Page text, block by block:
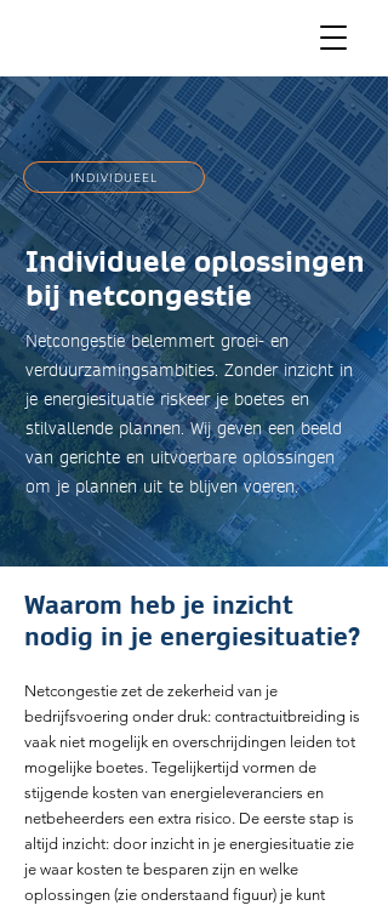
INDIVIDUEEL
Individuele oplossingen
bij netcongestie
Netcongestie belemmert groei- en
verduurzamingsambities. Zonder inzicht in
je energiesituatie riskeer je boetes en
stilvallende plannen. Wij geven een beeld
van gerichte en uitvoerbare oplossingen
om je plannen uit te blijven voeren.
Waarom heb je inzicht
nodig in je energiesituatie?
Netcongestie zet de zekerheid van je
bedrijfsvoering onder druk: contractuitbreiding is
vaak niet mogelijk en overschrijdingen leiden tot
mogelijke boetes. Tegelijkertijd vormen de
stijgende kosten van energieleveranciers en
netbeheerders een extra risico. De eerste stap is
altijd inzicht: door inzicht in je energiesituatie zie
je waar kosten te besparen zijn en welke
oplossingen (zie onderstaand figuur) je kunt